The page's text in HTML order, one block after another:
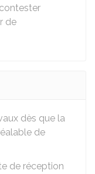
de
dès que la
de
de réception